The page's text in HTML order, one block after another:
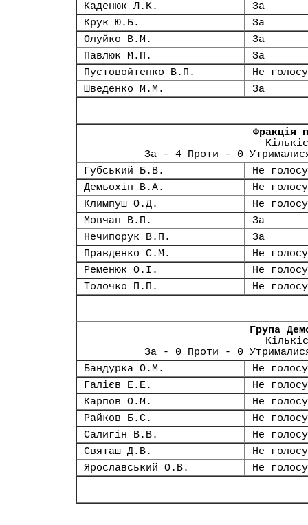
Каденюк Л.К.
За
Крук Ю.Б.
За
Олуйко В.М.
За
Павлюк М.П.
За
Пустовойтенко В.П.
Не
Шведенко М.М.
За
Фракція
За - 4 Проти - 0
Губський Б.В.
Не
Демьохін В.А.
Не
Климпуш О.Д.
Не
Мовчан В.П.
За
Нечипорук В.П.
За
Правденко С.М.
Не
Ременюк О.І.
Не
Толочко П.П.
Не
Група
За - 0 Проти - 0
Бандурка О.М.
Не
Галієв Е.Е.
Не
Карпов О.М.
Не
Райков Б.С.
Не
Салигін В.В.
Не
Святаш Д.В.
Не
Ярославський О.В.
Не